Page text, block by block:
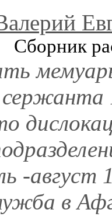
Сборник
-август
в